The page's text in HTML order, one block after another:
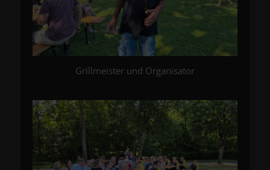
Grillmeister und Organisator